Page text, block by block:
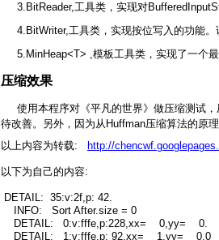
3.BitReader,工具类，实现对
4.BitWriter,工具类，实现按位写入的功能。
5.MinHeap<T> ,模板工具类，实现了一个
压缩效果
使用本程序对《平凡的世界》做压缩测试
待改善。另外，因为从Huffman压缩算法的原
以上内容为转载:
http://
以下为自己的内容:
DETAIL: 35:v:2f,p: 42.
INFO: Sort After.size = 0
DETAIL: 0:v:fffe,p:228,xx= 0,yy= 0.
DETAIL: 1:v:fffe,p: 92,xx= 1,yy= 0.0